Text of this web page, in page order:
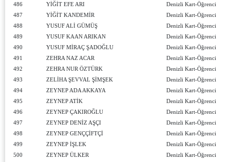
486
YİĞİT EFE ARI
Denizli Kart-Öğrenci
487
YİĞİT KANDEMİR
Denizli Kart-Öğrenci
488
YUSUF ALİ GÜMÜŞ
Denizli Kart-Öğrenci
489
YUSUF KAAN ARIKAN
Denizli Kart-Öğrenci
490
YUSUF MİRAÇ ŞADOĞLU
Denizli Kart-Öğrenci
491
ZEHRA NAZ ACAR
Denizli Kart-Öğrenci
492
ZEHRA NUR ÖZTÜRK
Denizli Kart-Öğrenci
493
ZELİHA ŞEVVAL ŞİMŞEK
Denizli Kart-Öğrenci
494
ZEYNEP ADA AKKAYA
Denizli Kart-Öğrenci
495
ZEYNEP ATİK
Denizli Kart-Öğrenci
496
ZEYNEP ÇAKIROĞLU
Denizli Kart-Öğrenci
497
ZEYNEP DENİZ AŞÇI
Denizli Kart-Öğrenci
498
ZEYNEP GENÇÇİFTÇİ
Denizli Kart-Öğrenci
499
ZEYNEP İŞLEK
Denizli Kart-Öğrenci
500
ZEYNEP ÜLKER
Denizli Kart-Öğrenci